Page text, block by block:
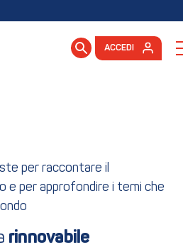
ACCEDI
per raccontare il
e per approfondire i temi che
rinnovabile